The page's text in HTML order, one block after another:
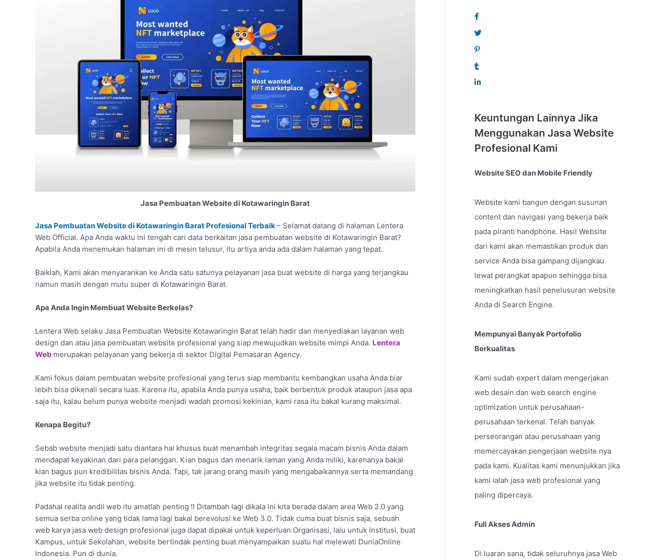
Jasa Pembuatan Website di Kotawaringin Barat
Jasa Pembuatan Website di Kotawaringin Barat Profesional Terbaik– Selamat datang di halaman Lentera
Web Official. Apa Anda waktu ini tengah cari data berkaitan jasa pembuatan website di Kotawaringin Barat?
Apabila Anda menemukan halaman ini di mesin telusur, itu artiya anda ada dalam halaman yang tepat.
Baiklah, Kami akan menyarankan ke Anda satu satunya pelayanan jasa buat website di harga yang terjangkau
namun masih dengan mutu super di Kotawaringin Barat.
Apa Anda Ingin Membuat Website Berkelas?
Lentera Web selaku Jasa Pembuatan Website Kotawaringin Barat telah hadir dan menyediakan layanan web
design dan atau jasa pembuatan website profesional yang siap mewujudkan website mimpi Anda. Lentera
Web merupakan pelayanan yang bekerja di sektor Digital Pemasaran Agency.
Kami fokus dalam pembuatan website profesional yang terus siap membantu kembangkan usaha Anda biar
lebih bisa dikenali secara luas. Karena itu, apabila Anda punya usaha, baik berbentuk produk ataupun jasa apa
saja itu, kalau belum punya website menjadi wadah promosi kekinian, kami rasa itu bakal kurang maksimal.
Kenapa Begitu?
Sebab website menjadi satu diantara hal khusus buat menambah integritas segala macam bisnis Anda dalam
mendapat keyakinan dari para pelanggan. Kian bagus dan menarik laman yang Anda miliki, karenanya bakal
kian bagus pun kredibilitas bisnis Anda. Tapi, tak jarang orang masih yang mengabaikannya serta memandang
jika website itu tidak penting.
Padahal realita andil web itu amatlah penting !! Ditambah lagi dikala ini kita berada dalam area Web 2.0 yang
semua serba online yang tidak lama lagi bakal berevolusi ke Web 3.0. Tidak cuma buat bisnis saja, sebuah
web karya jasa web design profesional juga dapat dipakai untuk keperluan Organisasi, lalu untuk Institusi, buat
Kampus, untuk Sekolahan, website bertindak penting buat menyampaikan suatu hal melewati DuniaOnline
Indonesia. Pun di dunia.
Keuntungan Lainnya Jika
Menggunakan Jasa Website
Profesional Kami
Website SEO dan Mobile Friendly
Website kami bangun dengan susunan
content dan navigasi yang bekerja baik
pada piranti handphone. Hasil Website
dari kami akan memastikan produk dan
service Anda bisa gampang dijangkau
lewat perangkat apapun sehingga bisa
meningkatkan hasil penelusuran website
Anda di Search Engine.
Mempunyai Banyak Portofolio
Berkualitas
Kami sudah expert dalam mengerjakan
web desain dan web search engine
optimization untuk perusahaan-
perusahaan terkenal. Telah banyak
perseorangan atau perusahaan yang
memercayakan pengerjaan website nya
pada kami. Kualitas kami menunjukkan jika
kami ialah jasa web profesional yang
paling dipercaya.
Full Akses Admin
Di luaran sana, tidak seluruhnya jasa Web